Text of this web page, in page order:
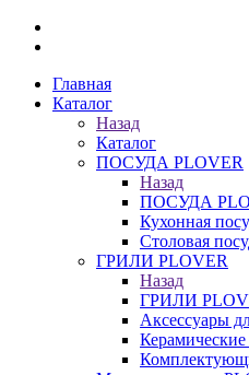
Главная
Каталог
Назад
Каталог
ПОСУДА PLOVER
Назад
ПОСУДА
Кухонная
Столовая
ГРИЛИ PLOVER
Назад
ГРИЛИ
Аксессуары